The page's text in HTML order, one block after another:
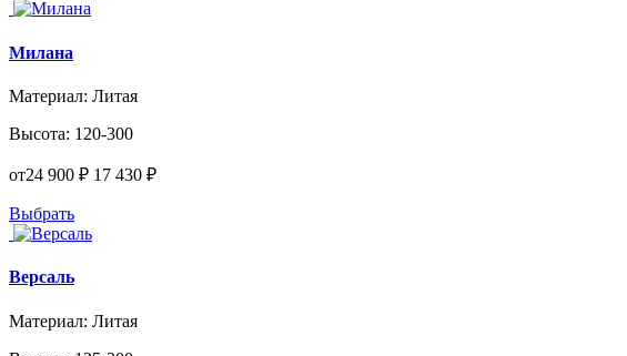
Милана
Материал: Литая
Высота: 120-300
от24 900 ₽ 17 430 ₽
Выбрать
Версаль
Материал: Литая